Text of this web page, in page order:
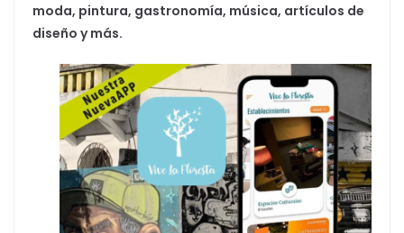
moda, pintura, gastronomía, música, artículos de
diseño y más.